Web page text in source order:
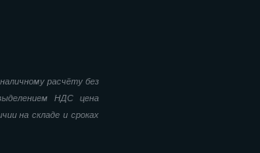
расчёту без
НДС цена
на складе и сроках